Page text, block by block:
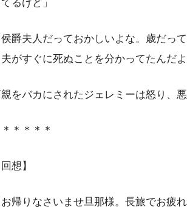
るけど」
侯爵夫人だっておかしいよな。歳だっ
夫がすぐに死ぬことを分かってたんだよ
をバカにされたジェレミーは怒り、
＊＊＊＊＊
回想】
お帰りなさいませ旦那様。長旅でお疲